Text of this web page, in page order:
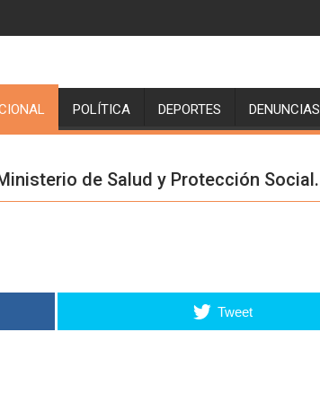
POLÍTICA DEPORTES DENUNCIAS
de Salud y Protección Social.
Tweet